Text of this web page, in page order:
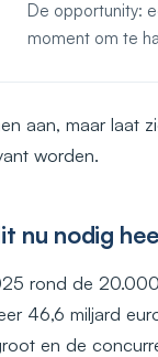
De opportunity:
moment om te
aan, maar laat
worden.
nu nodig
rond de
46,6 miljard
en de